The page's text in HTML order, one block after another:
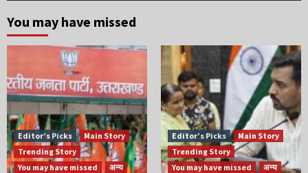
You may have missed
Editor’s Picks
Main Story
Trending Story
You may have missed
अन्य
Editor’s Picks
Main Story
Trending Story
You may have missed
अन्य